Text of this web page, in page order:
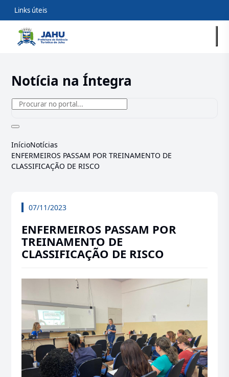
Links úteis
Notícia na Íntegra
InícioNotícias
ENFERMEIROS PASSAM POR TREINAMENTO DE
CLASSIFICAÇÃO DE RISCO
07/11/2023
ENFERMEIROS PASSAM POR
TREINAMENTO DE
CLASSIFICAÇÃO DE RISCO